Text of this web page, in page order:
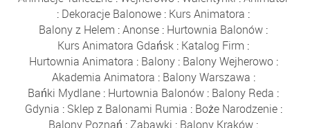
: Dekoracje Balonowe : Kurs Animatora :
Balony z Helem :Anonse : Hurtownia Balonów :
Kurs Animatora Gdańsk : Katalog Firm :
Hurtownia Animatora : Balony: Balony Wejherowo:
Akademia Animatora : Balony Warszawa :
Bańki Mydlane : Hurtownia Balonów : Balony Reda :
Gdynia : Sklep z Balonami Rumia : Boże Narodzenie:
Balony Poznań :Zabawki : Balony Kraków :